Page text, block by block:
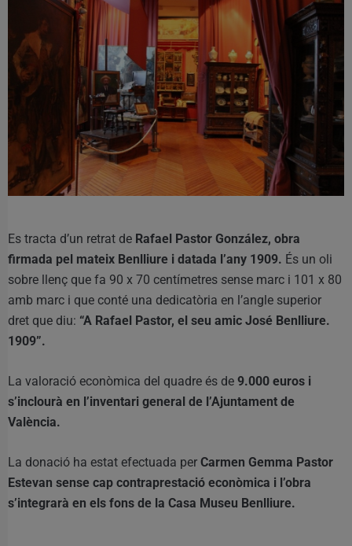
Es tracta d’un retrat de Rafael Pastor González, obra
firmada pel mateix Benlliure i datada l’any 1909. És un oli
sobre llenç que fa 90 x 70 centímetres sense marc i 101 x 80
amb marc i que conté una dedicatòria en l’angle superior
dret que diu: “A Rafael Pastor, el seu amic José Benlliure.
1909”.
La valoració econòmica del quadre és de 9.000 euros i
s’inclourà en l’inventari general de l’Ajuntament de
València.
La donació ha estat efectuada per Carmen Gemma Pastor
Estevan sense cap contraprestació econòmica i l’obra
s’integrarà en els fons de la Casa Museu Benlliure.